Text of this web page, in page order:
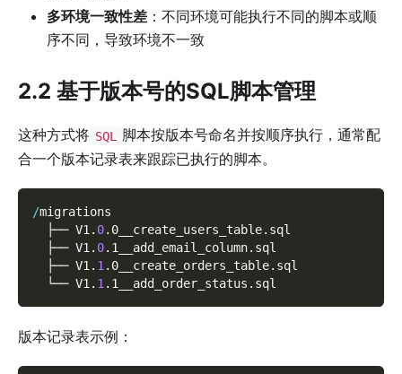
多环境一致性差 ：不同环境可能执行不同的脚本或顺
序不同，导致环境不一致
2.2 基于版本号的SQL脚本管理
这种方式将 SQL
脚本按版本号命名并按顺序执行，通常配
合一个版本记录表来跟踪已执行的脚本。
/migrations
  ├── V1
. 0. 0__create_users_table. sql
  ├── V1
. 0. 1__add_email_column. sql
  ├── V1
. 1 . 0__create_orders_table. sql
  └── V1
. 1 . 1__add_order_status . sql
版本记录表示例：